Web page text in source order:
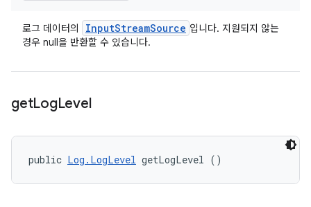
로그 데이터의 InputStreamSource 입니다. 지원되지 않는
경우 null을 반환할 수 있습니다.
getLogLevel
public Log.LogLevel getLogLevel ()